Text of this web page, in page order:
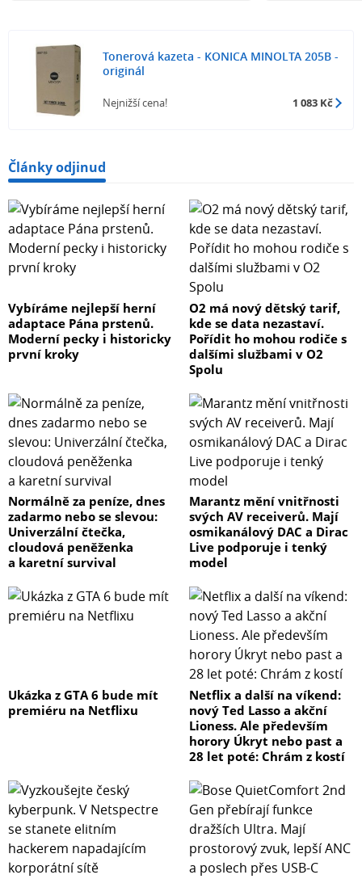
Tonerová kazeta - KONICA MINOLTA 205B -
originál
Nejnižší cena! 1 083 Kč
Články odjinud
Vybíráme nejlepší herní
adaptace Pána prstenů.
Moderní pecky i historicky
první kroky
O2 má nový dětský tarif,
kde se data nezastaví.
Pořídit ho mohou rodiče s
dalšími službami v O2
Spolu
Normálně za peníze, dnes
zadarmo nebo se slevou:
Univerzální čtečka,
cloudová peněženka
a karetní survival
Marantz mění vnitřnosti
svých AV receiverů. Mají
osmikanálový DAC a Dirac
Live podporuje i tenký
model
Ukázka z GTA 6 bude mít
premiéru na Netflixu
Netflix a další na víkend:
nový Ted Lasso a akční
Lioness. Ale především
horory Úkryt nebo past a
28 let poté: Chrám z kostí